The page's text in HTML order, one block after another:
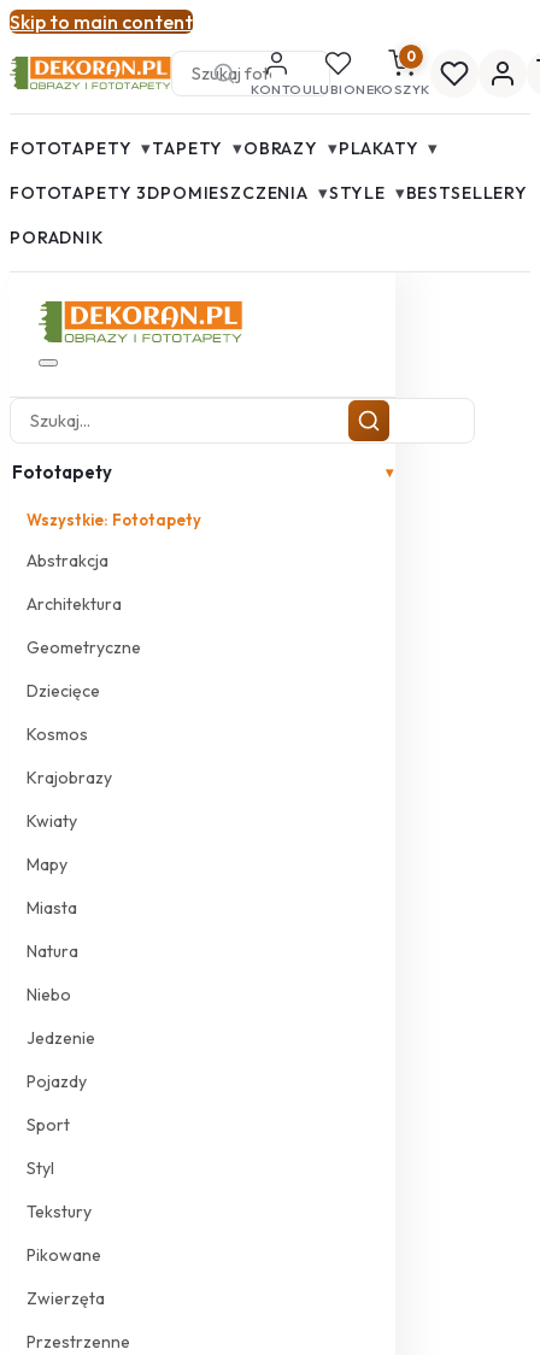
Skip to main content
KONTOULUBIONE
0
KOSZYK
FOTOTAPETY ▾TAPETY ▾OBRAZY ▾PLAKATY ▾
FOTOTAPETY 3DPOMIESZCZENIA ▾STYLE ▾BESTSELLERY
PORADNIK
Fototapety ▾
Wszystkie: Fototapety
Abstrakcja
Architektura
Geometryczne
Dziecięce
Kosmos
Krajobrazy
Kwiaty
Mapy
Miasta
Natura
Niebo
Jedzenie
Pojazdy
Sport
Styl
Tekstury
Pikowane
Zwierzęta
Przestrzenne